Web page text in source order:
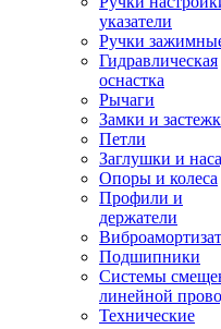
указатели
Ручки
Гидравлическая
оснастка
Рычаги
Замки и
Петли
Заглушки и
Опоры и колеса
Профили и
держатели
Подшипники
Системы
линейной
Технические